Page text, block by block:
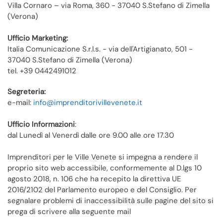
Villa Cornaro – via Roma, 360 - 37040 S.Stefano di Zimella
(Verona)
Ufficio Marketing:
Italia Comunicazione S.r.l.s. - via dell'Artigianato, 501 -
37040 S.Stefano di Zimella (Verona)
tel. +39 0442491012
Segreteria:
e-mail: info@imprenditorivillevenete.it
Ufficio Informazioni:
dal Lunedì al Venerdì dalle ore 9.00 alle ore 17.30
Imprenditori per le Ville Venete si impegna a rendere il
proprio sito web accessibile, conformemente al D.lgs 10
agosto 2018, n. 106 che ha recepito la direttiva UE
2016/2102 del Parlamento europeo e del Consiglio. Per
segnalare problemi di inaccessibilità sulle pagine del sito si
prega di scrivere alla seguente mail